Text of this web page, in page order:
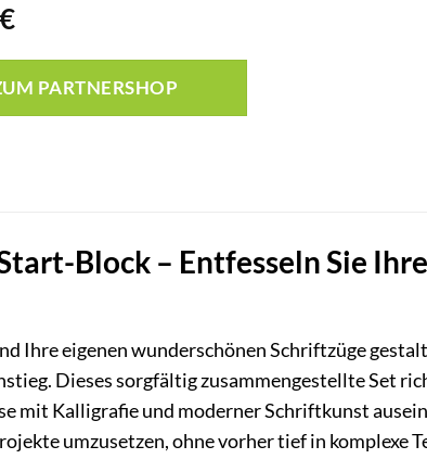
€
PARTNERSHOP
Block – Entfesseln Sie
Ihre eigenen wunderschönen Schriftzüge
Dieses sorgfältig zusammengestellte Set
mit Kalligrafie und moderner Schriftkunst
umzusetzen, ohne vorher tief in komplexe